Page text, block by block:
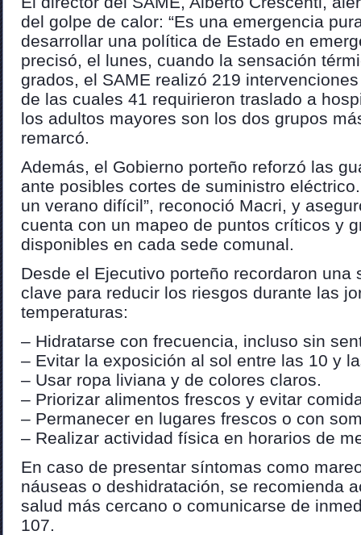
del golpe de calor: “Es una emergencia
desarrollar una política de Estado en
precisó, el lunes, cuando la sensación
grados, el SAME realizó 219
de las cuales 41 requirieron traslado a
los adultos mayores son los dos grupos
remarcó.
Además, el Gobierno porteño reforzó las
ante posibles cortes de suministro
un verano difícil”, reconoció Macri, y
cuenta con un mapeo de puntos críticos y
disponibles en cada sede comunal.
Desde el Ejecutivo porteño recordaron una
clave para reducir los riesgos durante las
temperaturas:
– Hidratarse con frecuencia, incluso sin
– Evitar la exposición al sol entre las 10 y
– Usar ropa liviana y de colores claros.
– Priorizar alimentos frescos y evitar
– Permanecer en lugares frescos o con
– Realizar actividad física en horarios de
En caso de presentar síntomas como
náuseas o deshidratación, se recomienda
salud más cercano o comunicarse de
107.